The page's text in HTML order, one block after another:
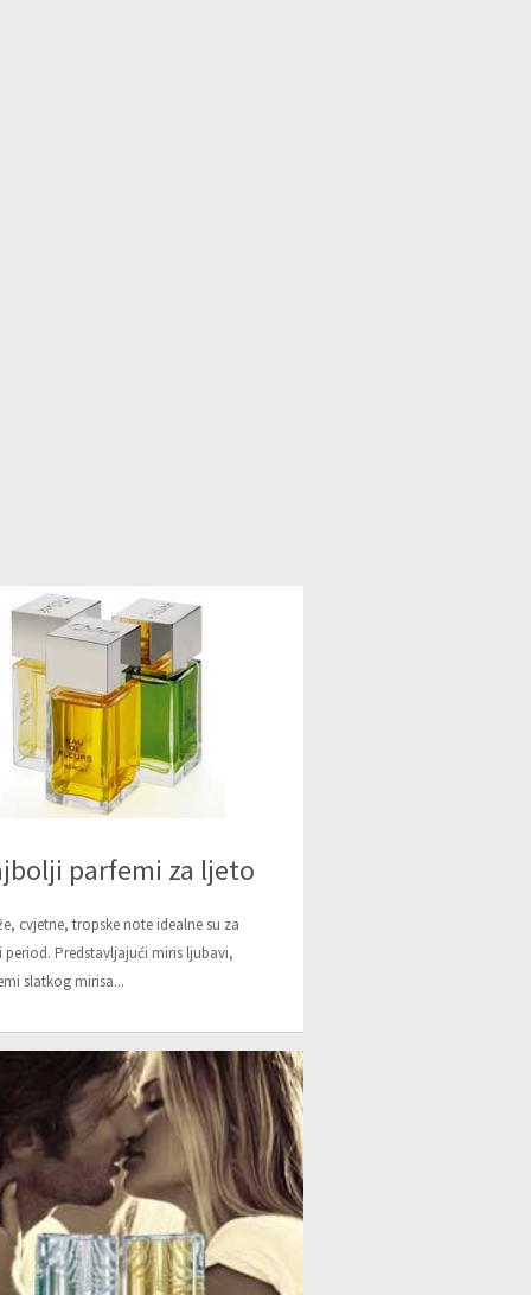
parfemi za ljeto
cvjetne, tropske note idealne su za
period. Predstavljajući miris ljubavi,
slatkog mirisa...